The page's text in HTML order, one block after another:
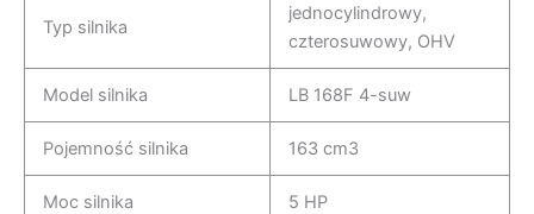
Typ silnika
jednocylindrowy,
czterosuwowy, OHV
Model silnika LB 168F 4-suw
Pojemność silnika 163 cm3
Moc silnika 5 HP